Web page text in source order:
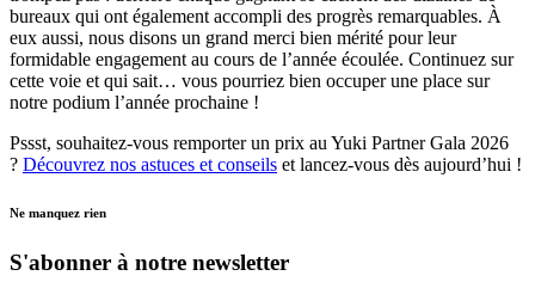
bureaux qui ont également accompli des progrès remarquables. À
eux aussi, nous disons un grand merci bien mérité pour leur
formidable engagement au cours de l’année écoulée. Continuez sur
cette voie et qui sait… vous pourriez bien occuper une place sur
notre podium l’année prochaine !
Pssst, souhaitez-vous remporter un prix au Yuki Partner Gala 2026
? Découvrez nos astuces et conseils et lancez-vous dès aujourd’hui !
Ne manquez rien
S'abonner à notre newsletter